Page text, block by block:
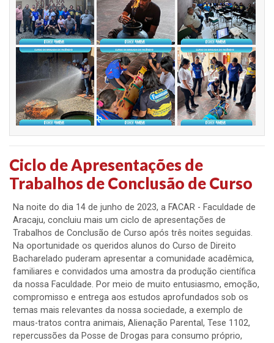
Ciclo de Apresentações de
Trabalhos de Conclusão de Curso
Na noite do dia 14 de junho de 2023, a FACAR - Faculdade de
Aracaju, concluiu mais um ciclo de apresentações de
Trabalhos de Conclusão de Curso após três noites seguidas.
Na oportunidade os queridos alunos do Curso de Direito
Bacharelado puderam apresentar a comunidade acadêmica,
familiares e convidados uma amostra da produção científica
da nossa Faculdade. Por meio de muito entusiasmo, emoção,
compromisso e entrega aos estudos aprofundados sob os
temas mais relevantes da nossa sociedade, a exemplo de
maus-tratos contra animais, Alienação Parental, Tese 1102,
repercussões da Posse de Drogas para consumo próprio,